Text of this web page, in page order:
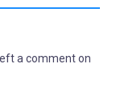
a comment on